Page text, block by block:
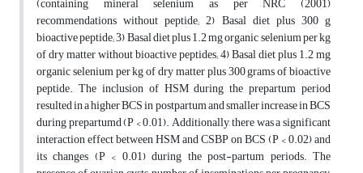
recommendations without peptide; 2) Basal diet plus 300 g
bioactive peptide; 3) Basal diet plus 1.2 mg organic selenium per kg
of dry matter without bioactive peptides; 4) Basal diet plus 1.2 mg
organic selenium per kg of dry matter plus 300 grams of bioactive
peptide. The inclusion of HSM during the prepartum period
resulted in a higher BCS in postpartum and smaller increase in BCS
during prepartumd (P < 0.01). Additionally, there was a significant
interaction effect between HSM and CSBP on BCS (P < 0.02) and
its changes (P < 0.01) during the post-partum periods. The